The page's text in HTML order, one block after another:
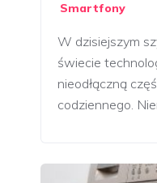
Smartfony
W dzisiejszym
świecie
nieodłączną
codziennego.